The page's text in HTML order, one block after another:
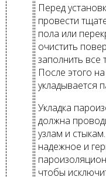
Перед
провести
пола или
очистить
заполнить
После этого
укладывается
Укладка
должна
узлам и
надежное и
чтобы